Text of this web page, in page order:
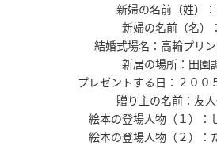
新婦の名前（姓）
新婦の名前（名）
結婚式場名：高輪プリ
新居の場所：田園
プレゼントする日：２００
贈り主の名前：友
絵本の登場人物（１）：
絵本の登場人物（２）：